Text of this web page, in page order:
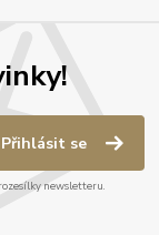
Přihlásit se
newsletteru.